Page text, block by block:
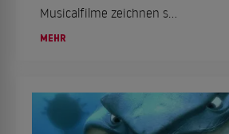
Musicalfilme zeichnen s...
MEHR